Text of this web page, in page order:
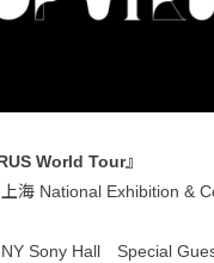
World Tour』
海 National Exhibition &
Sony Hall Special